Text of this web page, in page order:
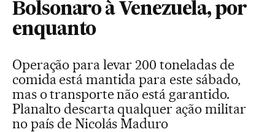
Bolsonaro à Venezuela, por
enquanto
Operação para levar 200 toneladas de
comida está mantida para este sábado,
mas o transporte não está garantido.
Planalto descarta qualquer ação militar
no país de Nicolás Maduro